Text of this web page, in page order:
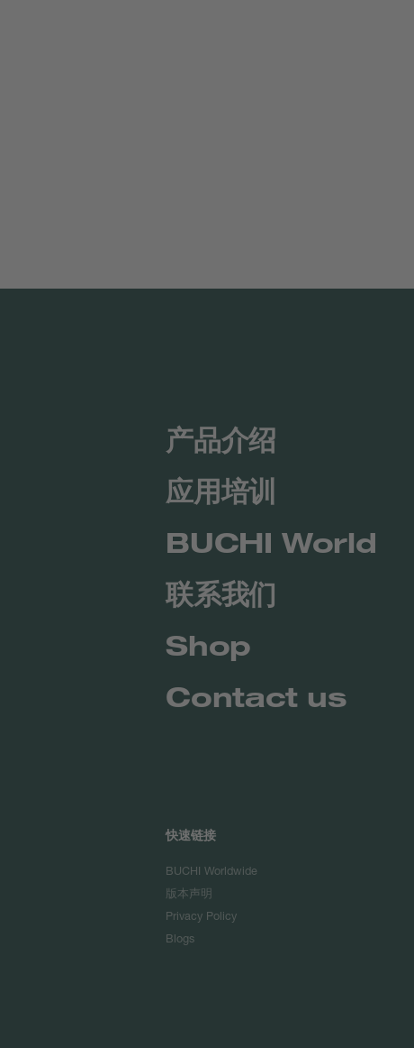
产品介绍
应用培训
BUCHI World
联系我们
Shop
Contact us
快速链接
BUCHI Worldwide
版本声明
Privacy Policy
Blogs